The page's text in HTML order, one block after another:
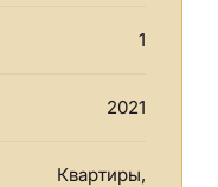
1
2021
Квартиры,